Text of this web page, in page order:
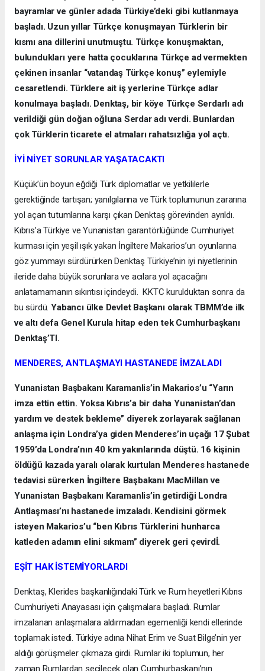
bayramlar ve günler adada Türkiye’deki gibi kutlanmaya
başladı. Uzun yıllar Türkçe konuşmayan Türklerin bir
kısmı ana dillerini unutmuştu. Türkçe konuşmaktan,
bulundukları yere hatta çocuklarına Türkçe ad vermekten
çekinen insanlar “vatandaş Türkçe konuş” eylemiyle
cesaretlendi. Türklere ait iş yerlerine Türkçe adlar
konulmaya başladı. Denktaş, bir köye Türkçe Serdarlı adı
verildiği gün doğan oğluna Serdar adı verdi. Bunlardan
çok Türklerin ticarete el atmaları rahatsızlığa yol açtı.
İYİ NİYET SORUNLAR YAŞATACAKTI
Küçük’ün boyun eğdiği Türk diplomatlar ve yetkililerle
gerektiğinde tartışan; yanılgılarına ve Türk toplumunun zararına
yol açan tutumlarına karşı çıkan Denktaş görevinden ayrıldı.
Kıbrıs’a Türkiye ve Yunanistan garantörlüğünde Cumhuriyet
kurması için yeşil ışık yakan İngiltere Makarios’un oyunlarına
göz yummayı sürdürürken Denktaş Türkiye’nin iyi niyetlerinin
ileride daha büyük sorunlara ve acılara yol açacağını
anlatamamanın sıkıntısı içindeydi. KKTC kurulduktan sonra da
bu sürdü.Yabancı ülke Devlet Başkanı olarak TBMM’de ilk
ve altı defa Genel Kurula hitap eden tek Cumhurbaşkanı
Denktaş’TI.
MENDERES, ANTLAŞMAYI HASTANEDE İMZALADI
Yunanistan Başbakanı Karamanlis’in Makarios’u “Yarın
imza ettin ettin. Yoksa Kıbrıs’a bir daha Yunanistan’dan
yardım ve destek bekleme” diyerek zorlayarak sağlanan
anlaşma için Londra’ya giden Menderes’in uçağı 17 Şubat
1959’da Londra’nın 40 km yakınlarında düştü. 16 kişinin
öldüğü kazada yaralı olarak kurtulan Menderes hastanede
tedavisi sürerken İngiltere Başbakanı MacMillan ve
Yunanistan Başbakanı Karamanlis’in getirdiği Londra
Antlaşması’nı hastanede imzaladı. Kendisini görmek
isteyen Makarios’u “ben Kıbrıs Türklerini hunharca
katleden adamın elini sıkmam” diyerek geri çevirdİ.
EŞİT HAK İSTEMİYORLARDI
Denktaş, Klerides başkanlığındaki Türk ve Rum heyetleri Kıbrıs
Cumhuriyeti Anayasası için çalışmalara başladı. Rumlar
imzalanan anlaşmalara aldırmadan egemenliği kendi ellerinde
toplamak istedi. Türkiye adına Nihat Erim ve Suat Bilge’nin yer
aldığı görüşmeler çıkmaza girdi. Rumlar iki toplumun, her